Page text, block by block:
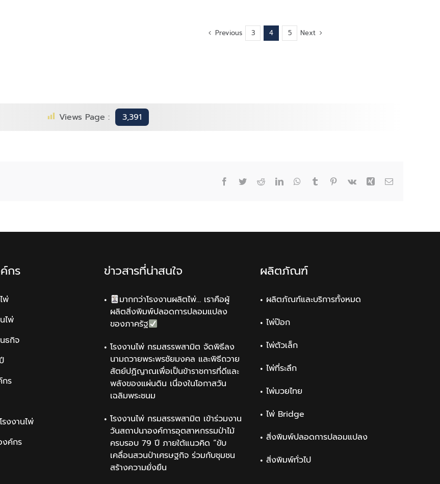
อย่างไร?
ควร
ทำ
ม.วลัย
ลักษณ์
30%
Previous 3 4 5 Next
Views Page : 3,391
Facebook
TwitterRedditLinkedInWhatsApp
Tumblr Pinterest
Vk Xing Email
กร
พ่
ไพ่
ธกิจ
กร
รงงานไพ่
งค์กร
ข่าวสารที่น่าสนใจ
มากกว่าโรงงานผลิตไพ่… เราคือผู้
ผลิตสิ่งพิมพ์ปลอดการปลอมแปลง
ของภาครัฐ
โรงงานไพ่ กรมสรรพสามิต จัดพิธีลง
นามถวายพระพรชัยมงคล และพิธีถวาย
สัตย์ปฏิญาณเพื่อเป็นข้าราชการที่ดีและ
พลังของแผ่นดิน เนื่องในโอกาสวัน
เฉลิมพระชนม
โรงงานไพ่ กรมสรรพสามิต เข้าร่วมงาน
วันสถาปนาองค์การอุตสาหกรรมป่าไม้
ครบรอบ 79 ปี ภายใต้แนวคิด “ขับ
เคลื่อนสวนป่าเศรษฐกิจ ร่วมกับชุมชน
สร้างความยั่งยืน
ผลิตภัณฑ์
ผลิตภัณฑ์และบริการทั้งหมด
ไพ่ป๊อก
ไพ่ตัวเล็ก
ไพ่ที่ระลึก
ไพ่มวยไทย
ไพ่ Bridge
สิ่งพิมพ์ปลอดการปลอมแปลง
สิ่งพิมพ์ทั่วไป